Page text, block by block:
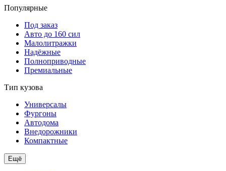
Популярные
Под заказ
Авто до 160 сил
Малолитражки
Надёжные
Полноприводные
Премиальные
Тип кузова
Универсалы
Фургоны
Автодома
Внедорожники
Компактные
Ещё